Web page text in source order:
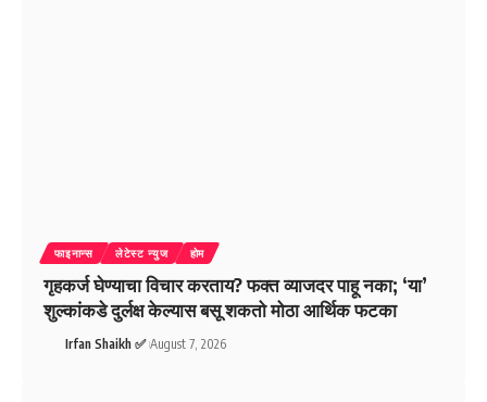
फाइनान्स लेटेस्ट न्युज होम
गृहकर्ज घेण्याचा विचार करताय? फक्त व्याजदर पाहू नका; ‘या’
शुल्कांकडे दुर्लक्ष केल्यास बसू शकतो मोठा आर्थिक फटका
Irfan Shaikh ✅ August 7, 2026